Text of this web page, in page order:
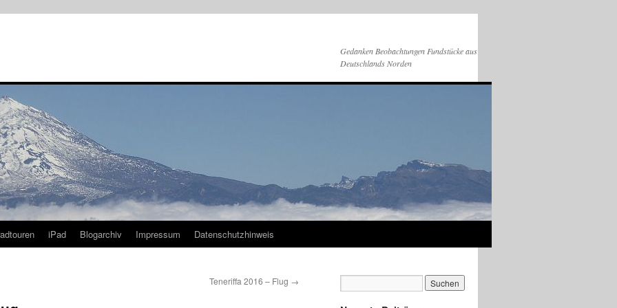
Gedanken Beobachtungen Fundstücke aus
Deutschlands Norden
iPad Blogarchiv Impressum Datenschutzhinweis
Teneriffa 2016 – Flug →